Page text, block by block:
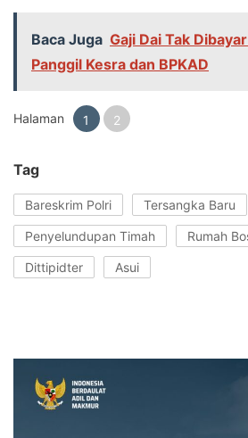
Baca Juga Gaji Dai Tak
Panggil Kesra dan BPKAD
Halaman 1 2
Tag
Bareskrim Polri Tersangka Baru
Penyelundupan Timah Rumah
Dittipidter Asui